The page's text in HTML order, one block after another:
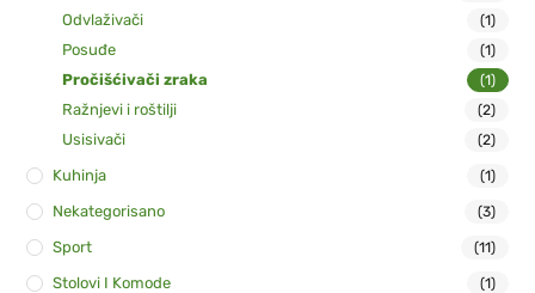
Odvlaživači (1)
Posuđe (1)
Pročišćivači zraka (1)
Ražnjevi i roštilji (2)
Usisivači (2)
Kuhinja (1)
Nekategorisano (3)
Sport (11)
Stolovi I Komode (1)